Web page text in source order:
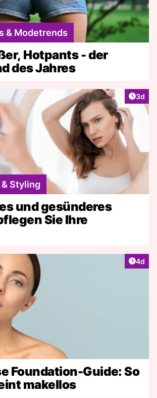
& Modetrends
Hotpants - der
des Jahres
3d
Styling
und gesünderes
Sie Ihre
4d
Foundation-Guide: So
makellos